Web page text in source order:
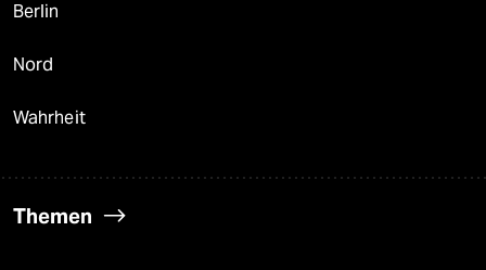
Berlin
Nord
Wahrheit
Themen